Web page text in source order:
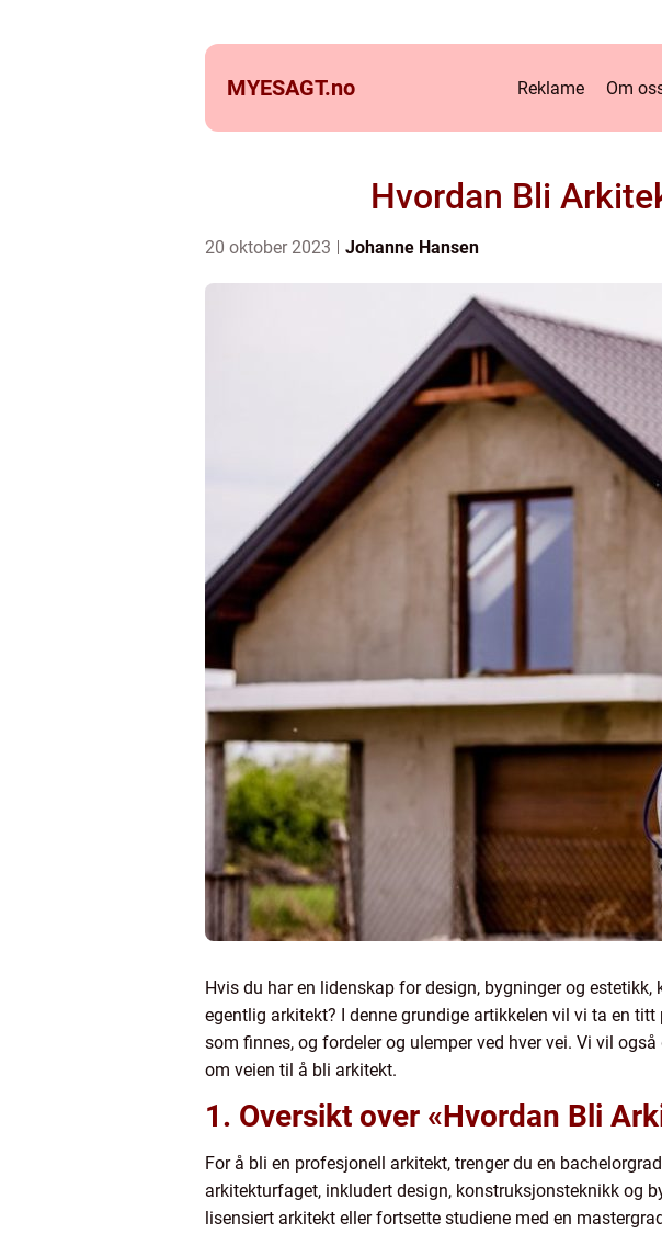
MYESAGT.no Reklame Om
Hvordan Bli
20 oktober 2023 Johanne Hansen
Hvis du har en lidenskap for design, bygninger og
egentlig arkitekt? I denne grundige artikkelen vil vi ta en
som finnes, og fordeler og ulemper ved hver vei. Vi vil
om veien til å bli arkitekt.
1. Oversikt over «Hvordan Bli
For å bli en profesjonell arkitekt, trenger du en
arkitekturfaget, inkludert design, konstruksjonsteknikk og
lisensiert arkitekt eller fortsette studiene med en